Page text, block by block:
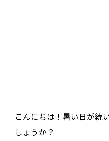
こんにちは！暑い日が続
しょうか？